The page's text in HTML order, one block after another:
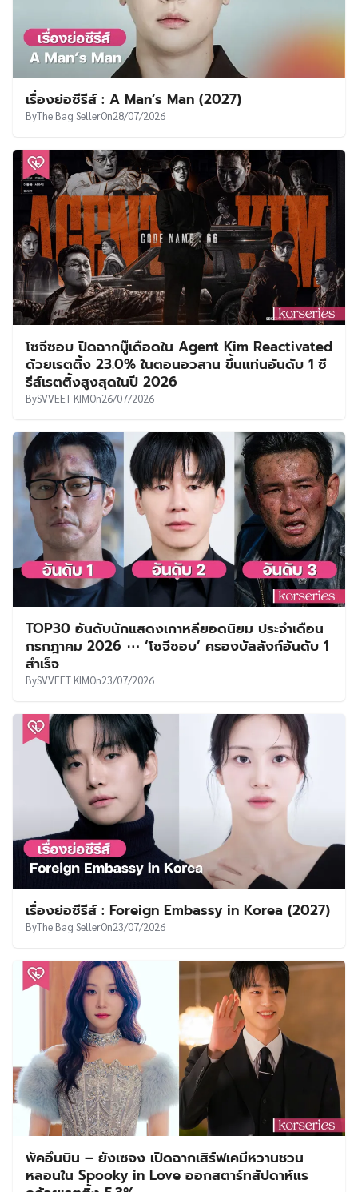
เรื่องย่อซีรีส์ : A Man’s Man (2027)
ByThe Bag SellerOn28/07/2026
โซจีซอบ ปิดฉากบู๊เดือดใน Agent Kim Reactivated
ด้วยเรตติ้ง 23.0% ในตอนอวสาน ขึ้นแท่นอันดับ 1 ซี
รีส์เรตติ้งสูงสุดในปี 2026
BySVVEET KIMOn26/07/2026
TOP30 อันดับนักแสดงเกาหลียอดนิยม ประจำเดือน
กรกฎาคม 2026 ⋯ ‘โซจีซอบ’ ครองบัลลังก์อันดับ 1
สำเร็จ
BySVVEET KIMOn23/07/2026
เรื่องย่อซีรีส์ : Foreign Embassy in Korea (2027)
ByThe Bag SellerOn23/07/2026
พัคอึนบิน – ยังเซจง เปิดฉากเสิร์ฟเคมีหวานชวน
หลอนใน Spooky in Love ออกสตาร์ทสัปดาห์แร